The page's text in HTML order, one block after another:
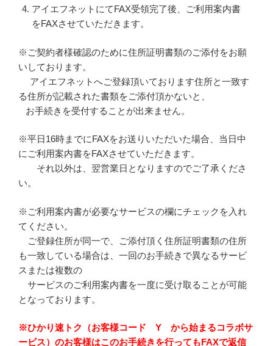
アイエフネットにてFAX受領完了後、ご利用案内書
をFAXさせていただきます。
※ご契約者様確認のために住所証明書類のご添付をお願
いしております。
アイエフネットへご登録頂いております住所と一致す
る住所が記載された書類をご添付頂かないと、
お手続きを受付することが出来ません。
※平日16時までにFAXをお送りいただいた場合、当日中
にご利用案内書をFAXさせていただきます。
それ以外は、翌営業日となりますのでご了承くださ
い。
※ご利用案内書が必要なサービスの欄にチェックを入れ
てください。
ご登録住所が同一で、ご添付頂く住所証明書類の住所
も一致している場合は、一回のお手続きで異なるサービ
スまたは複数の
サービスのご利用案内書を一度に受け取ることが可能
となっております。
※ひかり速トク（お客様コード Y から始まるコラボサ
ービス）のお客様はこのお手続きを行ってもFAXで返信